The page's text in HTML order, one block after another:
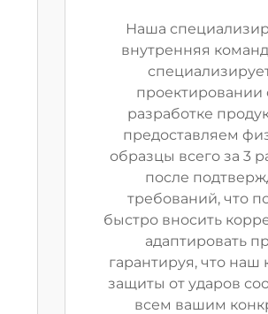
Наша
внутренняя
разработке
предоставляем
образцы всего за 3
после
требований, что
быстро вносить
адаптировать
гарантируя, что наш
защиты от ударов
всем вашим